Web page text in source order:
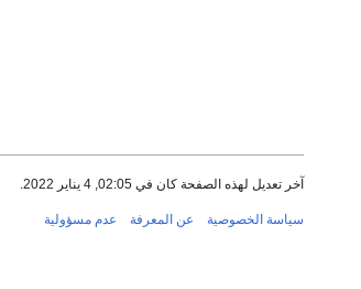
آخر تعديل لهذه الصفحة كان في 02:05, 4 يناير 2022.
سياسة الخصوصية عن المعرفة عدم مسؤولية